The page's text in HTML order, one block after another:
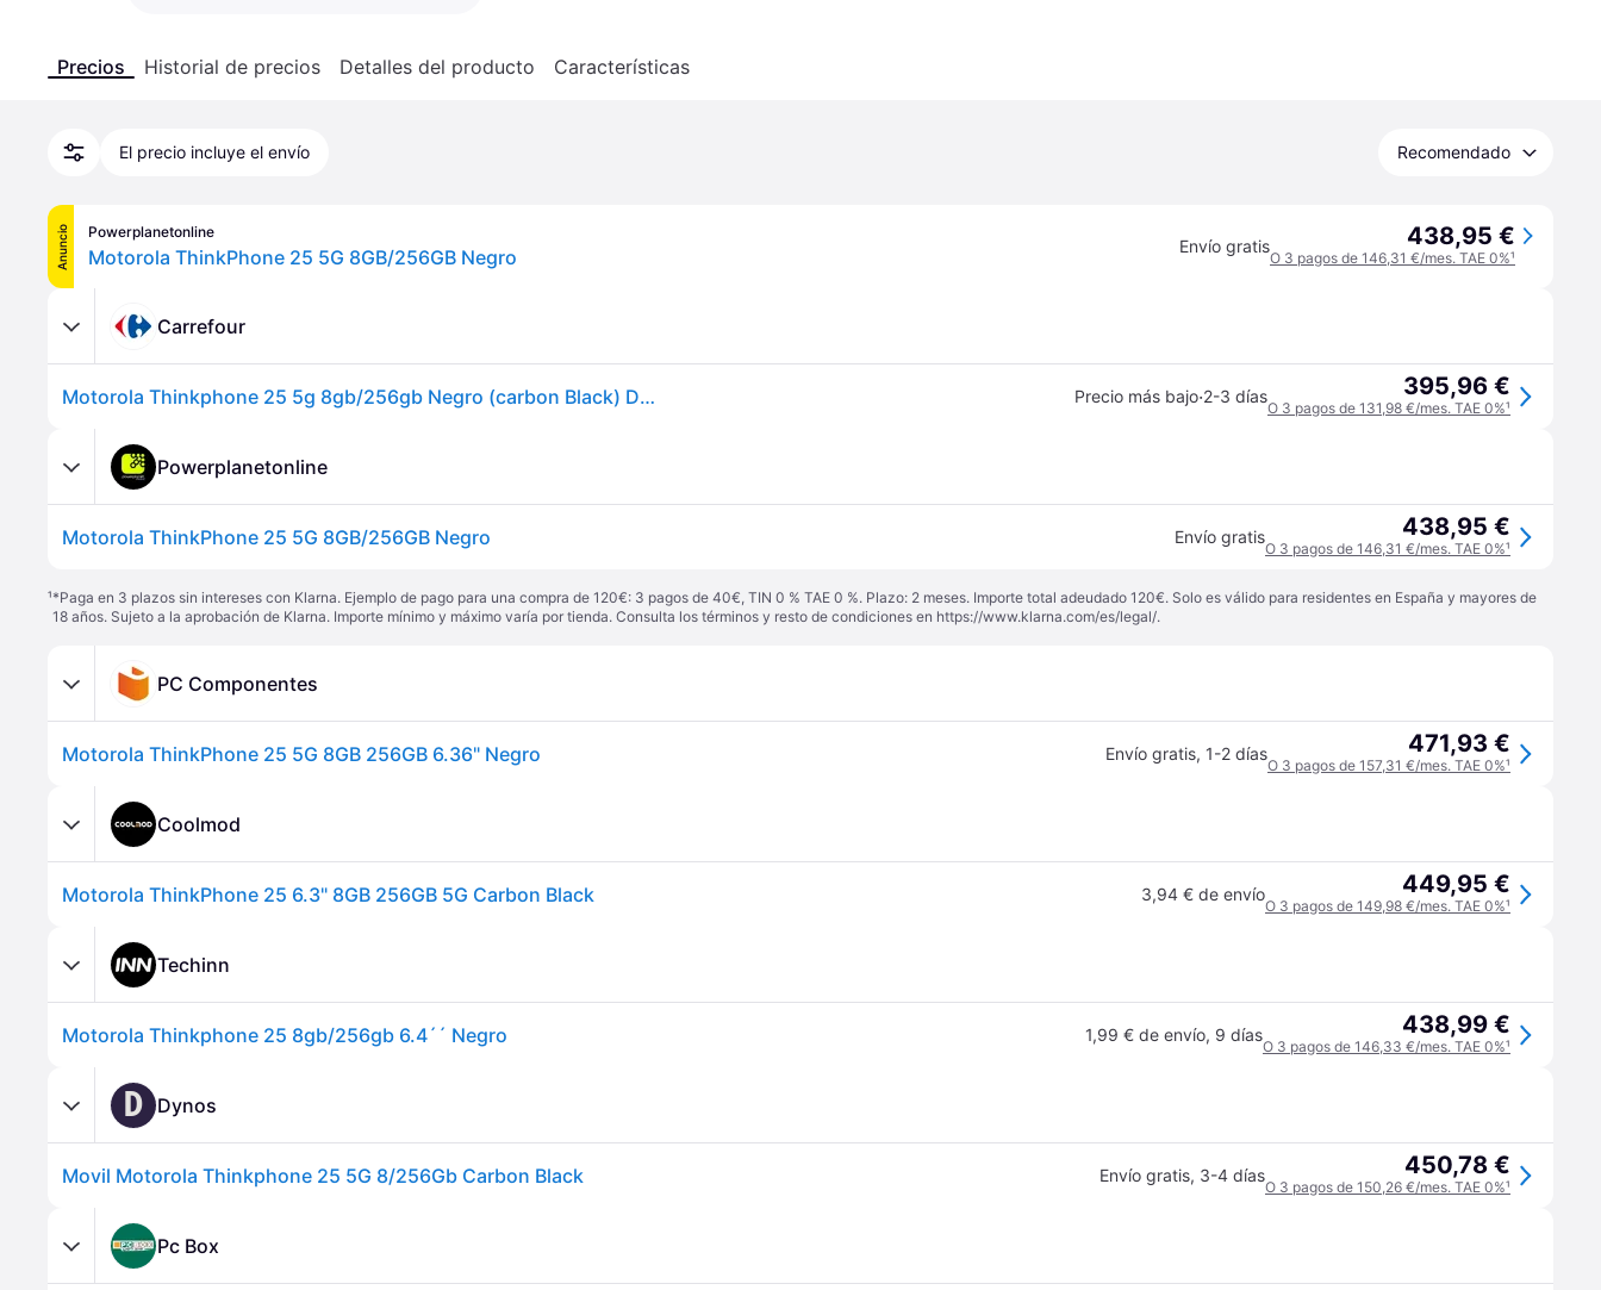
Precios Historial de precios Detalles del producto Características
El precio incluye el envío Recomendado
Anuncio Powerplanetonline
Motorola ThinkPhone 25 5G 8GB/256GB Negro Envío gratis 438,95 €
O 3 pagos de 146,31 €/mes. TAE 0%¹
Carrefour
Motorola Thinkphone 25 5g 8gb/256gb Negro (carbon Black) Dual Sim Precio más bajo·2-3 días 395,96 €
O 3 pagos de 131,98 €/mes. TAE 0%¹
Powerplanetonline
Motorola ThinkPhone 25 5G 8GB/256GB Negro Envío gratis 438,95 €
O 3 pagos de 146,31 €/mes. TAE 0%¹
¹*Paga en 3 plazos sin intereses con Klarna. Ejemplo de pago para una compra de 120€: 3 pagos de 40€, TIN 0 % TAE 0 %. Plazo: 2 meses. Importe total adeudado 120€. Solo es válido para residentes en España y mayores de
18 años. Sujeto a la aprobación de Klarna. Importe mínimo y máximo varía por tienda. Consulta los términos y resto de condiciones en https://www.klarna.com/es/legal/.
PC Componentes
Motorola ThinkPhone 25 5G 8GB 256GB 6.36" Negro Envío gratis, 1-2 días 471,93 €
O 3 pagos de 157,31 €/mes. TAE 0%¹
Coolmod
Motorola ThinkPhone 25 6.3" 8GB 256GB 5G Carbon Black 3,94 € de envío 449,95 €
O 3 pagos de 149,98 €/mes. TAE 0%¹
Techinn
Motorola Thinkphone 25 8gb/256gb 6.4´´ Negro 1,99 € de envío, 9 días 438,99 €
O 3 pagos de 146,33 €/mes. TAE 0%¹
D Dynos
Movil Motorola Thinkphone 25 5G 8/256Gb Carbon Black Envío gratis, 3-4 días 450,78 €
O 3 pagos de 150,26 €/mes. TAE 0%¹
Pc Box